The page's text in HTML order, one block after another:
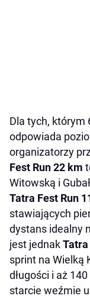
Dla tych, którym
odpowiada
organizatorzy
Fest Run 22 km
Witowską i
Tatra Fest Run
stawiających
dystans idealny
jest jednakTatra
sprint na Wielką
długości i aż
starcie weźmie